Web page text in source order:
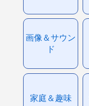
画像＆サウン
ド
家庭＆趣味